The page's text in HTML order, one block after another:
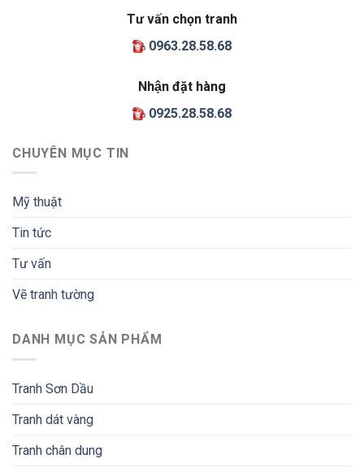
Tư vấn chọn tranh
0963.28.58.68
Nhận đặt hàng
0925.28.58.68
CHUYÊN MỤC TIN
Mỹ thuật
Tin tức
Tư vấn
Vẽ tranh tường
DANH MỤC SẢN PHẨM
Tranh Sơn Dầu
Tranh dát vàng
Tranh chân dung